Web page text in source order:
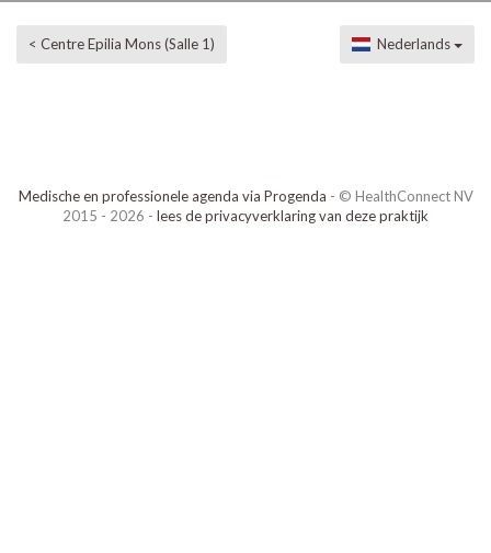
< Centre Epilia Mons (Salle 1) Nederlands
Medische en professionele agenda via Progenda - © HealthConnect NV
2015 - 2026 - lees de privacyverklaring van deze praktijk